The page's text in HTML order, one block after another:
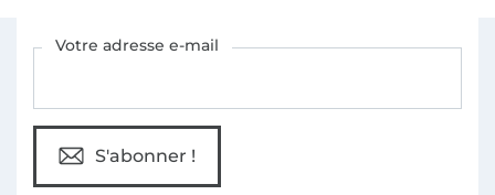
Votre adresse e-mail
S'abonner !